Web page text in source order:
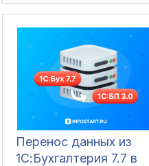
любой конфигурацией
1С 7.7, 8.х)
Перенос данных из
1С:Бухгалтерия 7.7 в